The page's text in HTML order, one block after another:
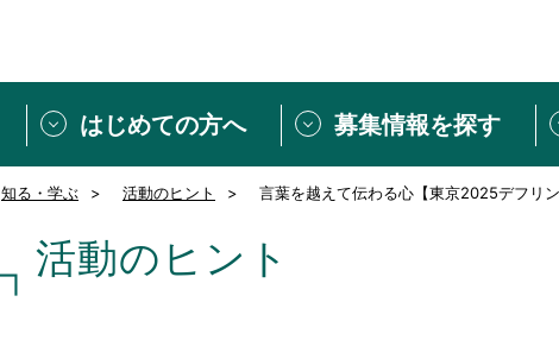
はじめての方へ
新規登録 ボランティアをしたい方は
募集情報を探す
募集情報
[個人] 体験談
ボランティアの広場
新着記事一覧
知る・学ぶ 活動のヒント 言葉を越えて伝わる心【東京2025デフリ
活動のヒント